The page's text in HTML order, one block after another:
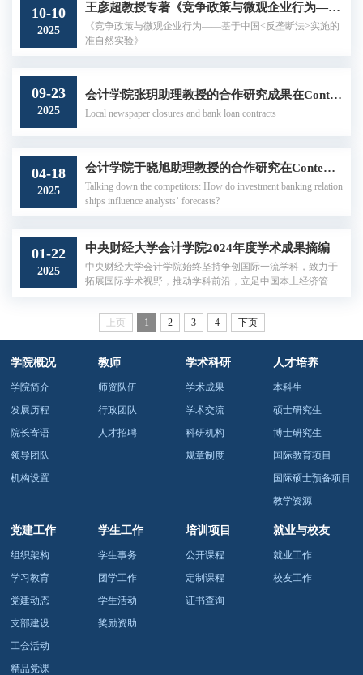
10-10
2025
王彦超教授专著《竞争政策与微观企业行为——基于中国<反垄断法>实施的准自然实验》出版
《竞争政策与微观企业行为——基于中国<反垄断法>实施的
准自然实验》
09-23
2025
会计学院张玥助理教授的合作研究成果在Contemporary Accounting Research发表
Local newspaper closures and bank loan contracts
04-18
2025
会计学院于晓旭助理教授的合作研究在Contemporary Accounting Research发表
Talking down the competitors: How do investment banking relation
ships influence analysts’ forecasts?
01-22
2025
中央财经大学会计学院2024年度学术成果摘编
中央财经大学会计学院始终坚持争创国际一流学科，致力于
拓展国际学术视野，推动学科前沿，立足中国本土经济管理
年会计学院教师在国际国内知名学术期刊发表论文80余篇，
出版著作、教材17部，被有关部门采纳、内参刊发、领导批
示的研究报告等成果27项。以下摘编了会计学院教师在2024
年发表的部分学术研究成果。吴溪教授审计系论文标题：The
real effects of PCAOB inspectio...
上页 1 2 3 4 下页
学院概况
学院简介
发展历程
院长寄语
领导团队
机构设置
教师
师资队伍
行政团队
人才招聘
学术科研
学术成果
学术交流
科研机构
规章制度
人才培养
本科生
硕士研究生
博士研究生
国际教育项目
国际硕士预备项目
教学资源
党建工作
组织架构
学习教育
党建动态
支部建设
工会活动
精品党课
学生工作
学生事务
团学工作
学生活动
奖励资助
培训项目
公开课程
定制课程
证书查询
就业与校友
就业工作
校友工作